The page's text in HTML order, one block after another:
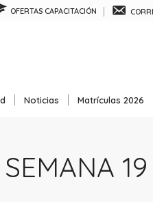
OFERTAS CAPACITACIÓN
Noticias Matrículas 2026
19